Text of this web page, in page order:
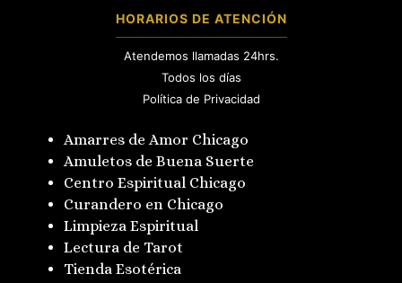
HORARIOS DE ATENCIÓN
Atendemos llamadas 24hrs.
Todos los días
Política de Privacidad
Amarres de Amor Chicago
Amuletos de Buena Suerte
Centro Espiritual Chicago
Curandero en Chicago
Limpieza Espiritual
Lectura de Tarot
Tienda Esotérica